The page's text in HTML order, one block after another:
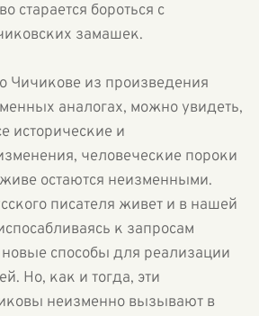
старается бороться с
замашек.
Чичикове из произведения
аналогах, можно увидеть,
исторические и
человеческие пороки
остаются неизменными.
писателя живет и в нашей
к запросам
способы для реализации
Но, как и тогда, эти
неизменно вызывают в